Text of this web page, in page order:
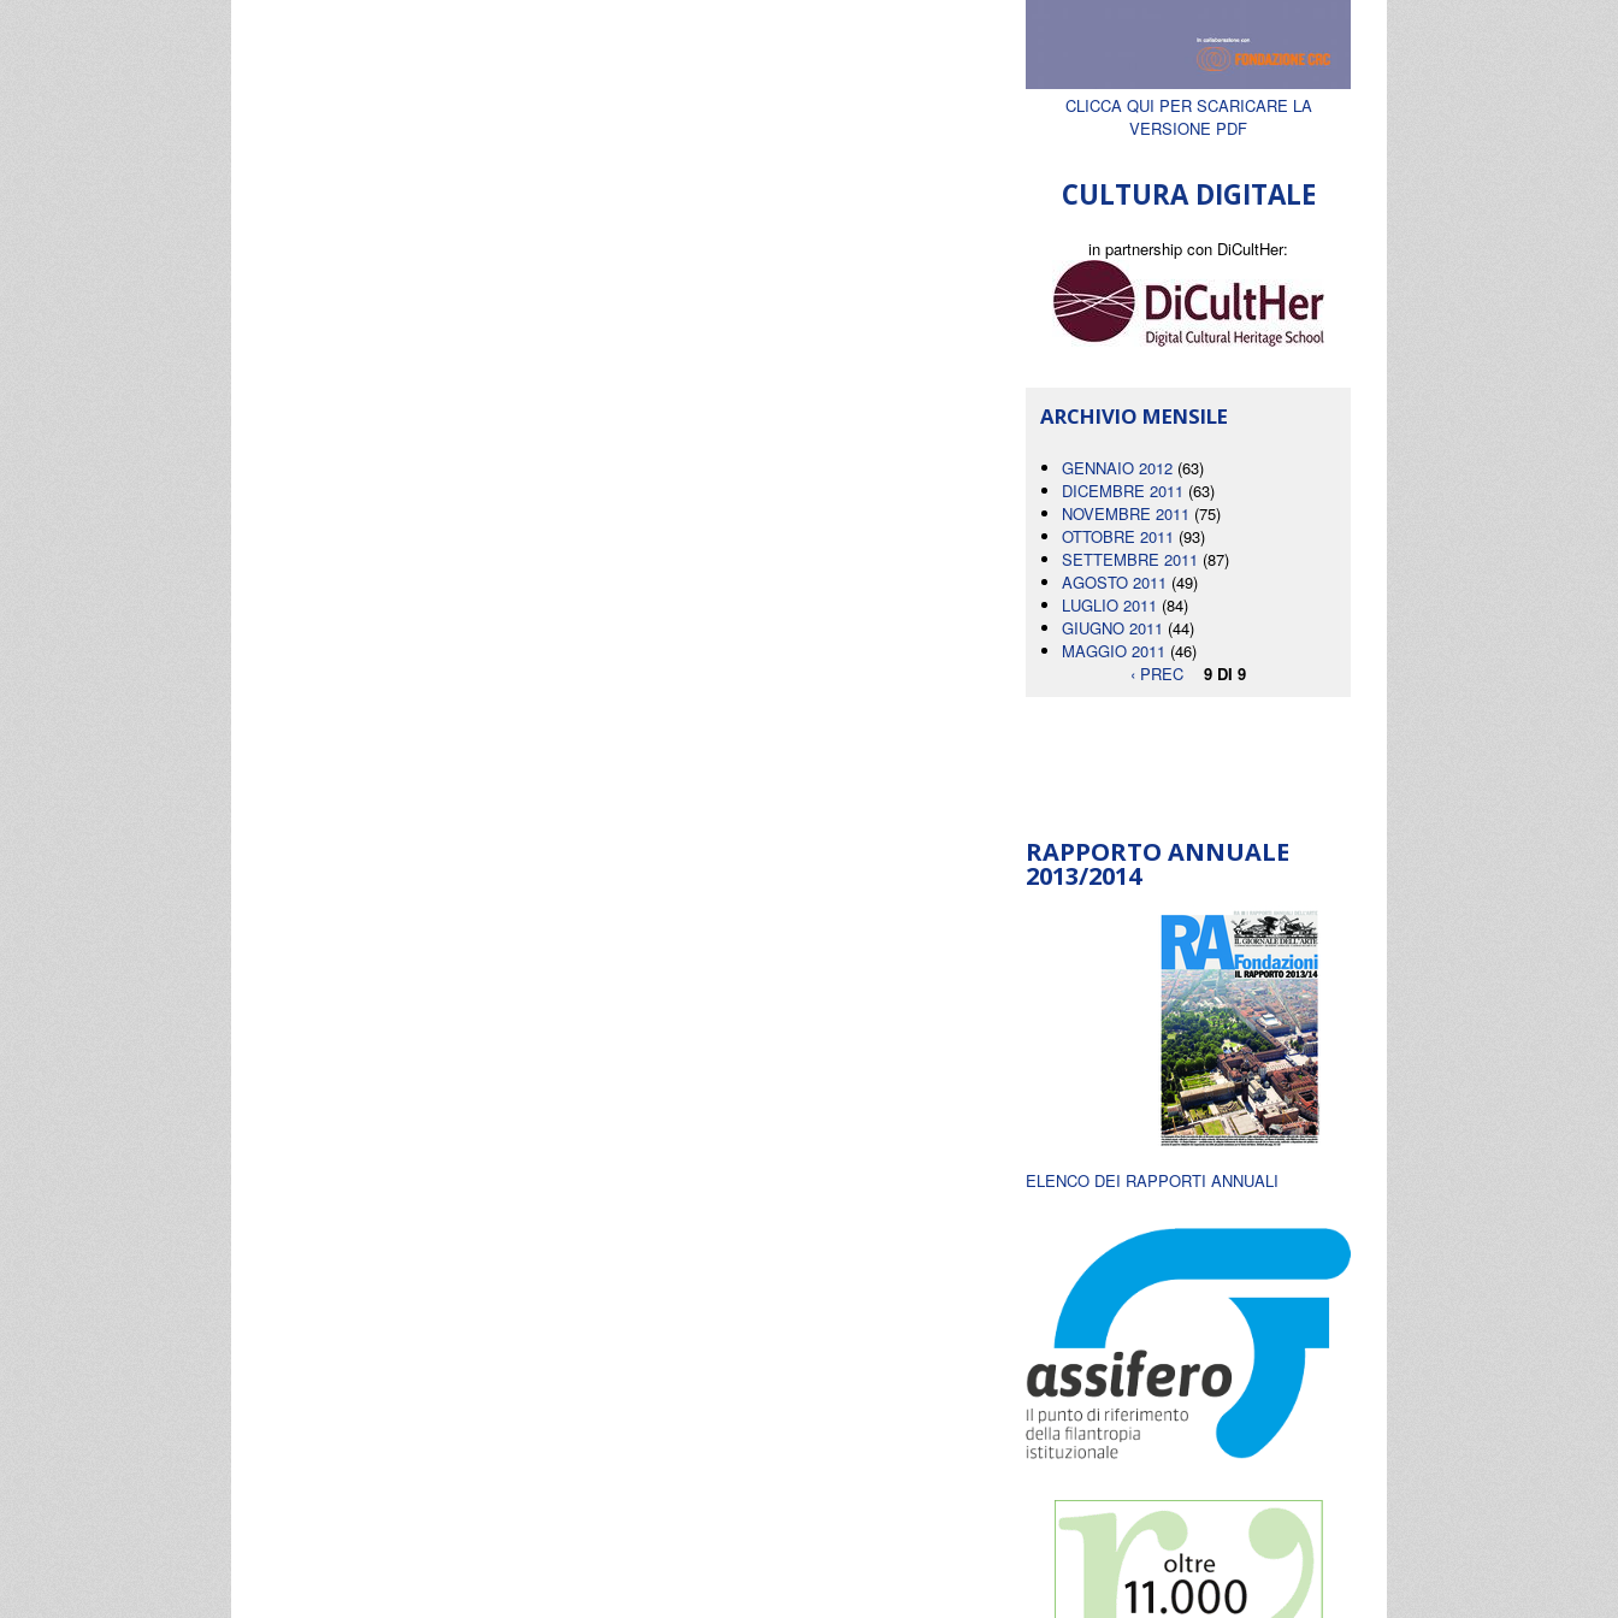
CLICCA QUI PER SCARICARE LA
VERSIONE PDF
CULTURA DIGITALE
in partnership con DiCultHer:
ARCHIVIO MENSILE
GENNAIO 2012 (63)
DICEMBRE 2011 (63)
NOVEMBRE 2011 (75)
OTTOBRE 2011 (93)
SETTEMBRE 2011 (87)
AGOSTO 2011 (49)
LUGLIO 2011 (84)
GIUGNO 2011 (44)
MAGGIO 2011 (46)
‹ PREC
9 DI 9
RAPPORTO ANNUALE
2013/2014
ELENCO DEI RAPPORTI ANNUALI